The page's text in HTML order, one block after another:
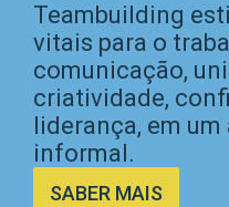
Teambuilding
vitais para o
comunicação,
criatividade,
liderança, em
informal.
SABER MAIS